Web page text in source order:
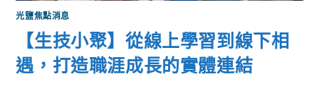
光鹽焦點消息
【生技小聚】從線上學習到線下相
遇，打造職涯成長的實體連結